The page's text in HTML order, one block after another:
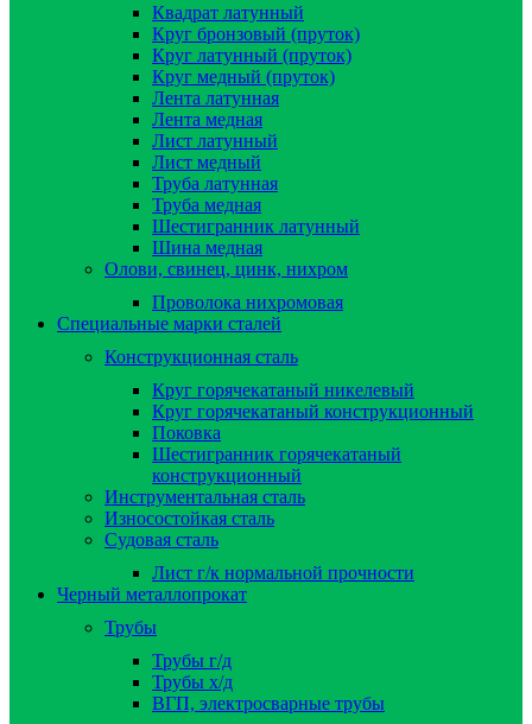
Квадрат латунный
Круг бронзовый (пруток)
Круг латунный (пруток)
Круг медный (пруток)
Лента латунная
Лента медная
Лист латунный
Лист медный
Труба латунная
Труба медная
Шестигранник латунный
Шина медная
Олови, свинец, цинк, нихром
Проволока нихромовая
Специальные марки сталей
Конструкционная сталь
Круг горячекатаный никелевый
Круг горячекатаный конструкционный
Поковка
Шестигранник горячекатаный
конструкционный
Инструментальная сталь
Износостойкая сталь
Судовая сталь
Лист г/к нормальной прочности
Черный металлопрокат
Трубы
Трубы г/д
Трубы х/д
ВГП, электросварные трубы